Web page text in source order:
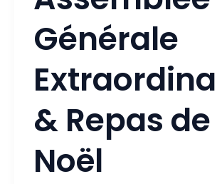
Générale
& Repas de
Noël